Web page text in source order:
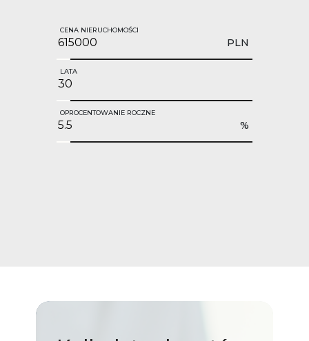
CENA NIERUCHOMOŚCI
PLN
LATA
OPROCENTOWANIE ROCZNE
%